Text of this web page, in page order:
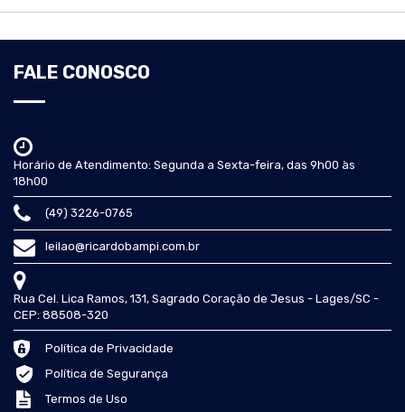
FALE CONOSCO
Horário de Atendimento: Segunda a Sexta-feira, das 9h00 às
18h00
(49) 3226-0765
leilao@ricardobampi.com.br
Rua Cel. Lica Ramos, 131, Sagrado Coração de Jesus - Lages/SC -
CEP: 88508-320
Política de Privacidade
Política de Segurança
Termos de Uso